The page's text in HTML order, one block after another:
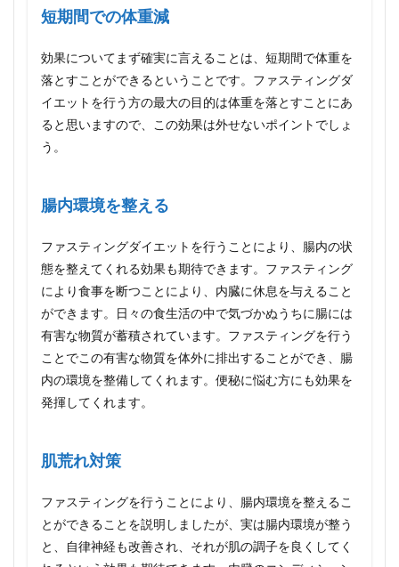
肌荒
れ対
3
ファ
ステ
ィン
グダ
イエ
り方
準備
期間
3.2
ファ
ステ
ィン
グ期
間
3.3
（調
整）
4
ファ
ステ
短期間での体重減
効果についてまず確実に言えることは、短期間で体重を
落とすことができるということです。ファスティングダ
イエットを行う方の最大の目的は体重を落とすことにあ
ると思いますので、この効果は外せないポイントでしょ
う。
腸内環境を整える
ファスティングダイエットを行うことにより、腸内の状
態を整えてくれる効果も期待できます。ファスティング
により食事を断つことにより、内臓に休息を与えること
ができます。日々の食生活の中で気づかぬうちに腸には
有害な物質が蓄積されています。ファスティングを行う
ことでこの有害な物質を体外に排出することができ、腸
内の環境を整備してくれます。便秘に悩む方にも効果を
発揮してくれます。
肌荒れ対策
ファスティングを行うことにより、腸内環境を整えるこ
とができることを説明しましたが、実は腸内環境が整う
と、自律神経も改善され、それが肌の調子を良くしてく